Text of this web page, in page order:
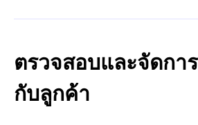
ตรวจสอบและจัดกา
กับลูกค้า